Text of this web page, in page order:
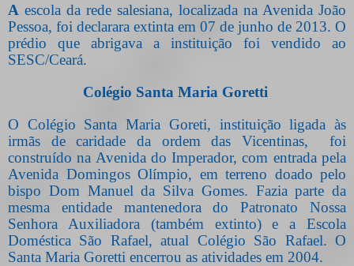
A escola da rede salesiana, localizada na Avenida João
Pessoa, foi declarara extinta em 07 de junho de 2013. O
prédio que abrigava a instituição foi vendido ao
SESC/Ceará.
Colégio Santa Maria Goretti
O Colégio Santa Maria Goreti, instituição ligada às
irmãs de caridade da ordem das Vicentinas,
foi
construído na Avenida do Imperador, com entrada pela
Avenida Domingos Olímpio, em terreno doado pelo
bispo Dom Manuel da Silva Gomes. Fazia parte da
mesma entidade mantenedora do Patronato Nossa
Senhora Auxiliadora (também extinto) e a Escola
Doméstica São Rafael, atual Colégio São Rafael. O
Santa Maria Goretti encerrou as atividades em 2004.